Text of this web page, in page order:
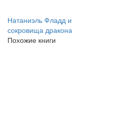
Натаниэль Фладд и
сокровища дракона
Похожие книги